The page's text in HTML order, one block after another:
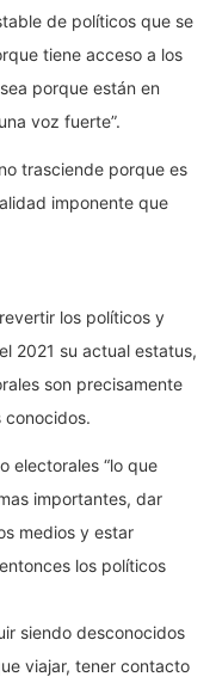
de políticos que se
tiene acceso a los
porque están en
voz fuerte”.
trasciende porque es
imponente que
los políticos y
2021 su actual estatus,
son precisamente
conocidos.
electorales “lo que
importantes, dar
medios y estar
los políticos
siendo desconocidos
viajar, tener contacto